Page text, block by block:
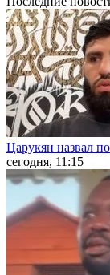
Царукян назвал
сегодня, 11:15